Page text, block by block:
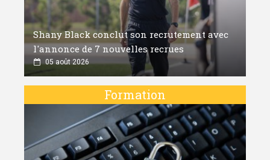
Shany Black conclut son recrutement avec
l'annonce de 7 nouvelles recrues
05 août 2026
Formation